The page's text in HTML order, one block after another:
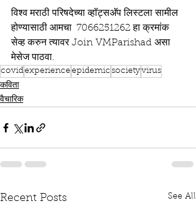
विश्व मराठी परिषदेच्या व्हॉट्सअ‍ॅप लिस्टला सामील
होण्यासाठी आमचा  7066251262 हा क्रमांक
सेव्ह करुन त्यावर Join VMParishad असा
मेसेज पाठवा.
covidexperience epidemic societyvirus
कविता
वैचारिक
Recent Posts See All